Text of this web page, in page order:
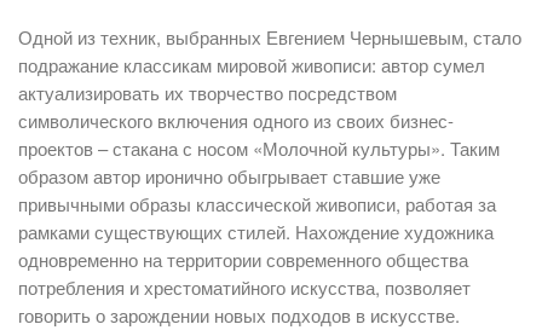
Одной из техник, выбранных Евгением Чернышевым, стало
подражание классикам мировой живописи: автор сумел
актуализировать их творчество посредством
символического включения одного из своих бизнес-
проектов – стакана с носом «Молочной культуры». Таким
образом автор иронично обыгрывает ставшие уже
привычными образы классической живописи, работая за
рамками существующих стилей. Нахождение художника
одновременно на территории современного общества
потребления и хрестоматийного искусства, позволяет
говорить о зарождении новых подходов в искусстве.